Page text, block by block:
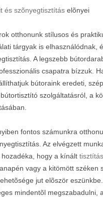
és szõnyegtisztítás elõnyei
otthonunk stílusos és
tárgyak is elhasználódnak,
A legszebb
csapatra bízzuk.
bútoraink eredeti,
szolgáltatásról, a
fontos számunkra
Az elvégzett
hozadéka, hogy a kínált
vagy a kitömött széken
jut elõször
mindentõl megszabadulni,